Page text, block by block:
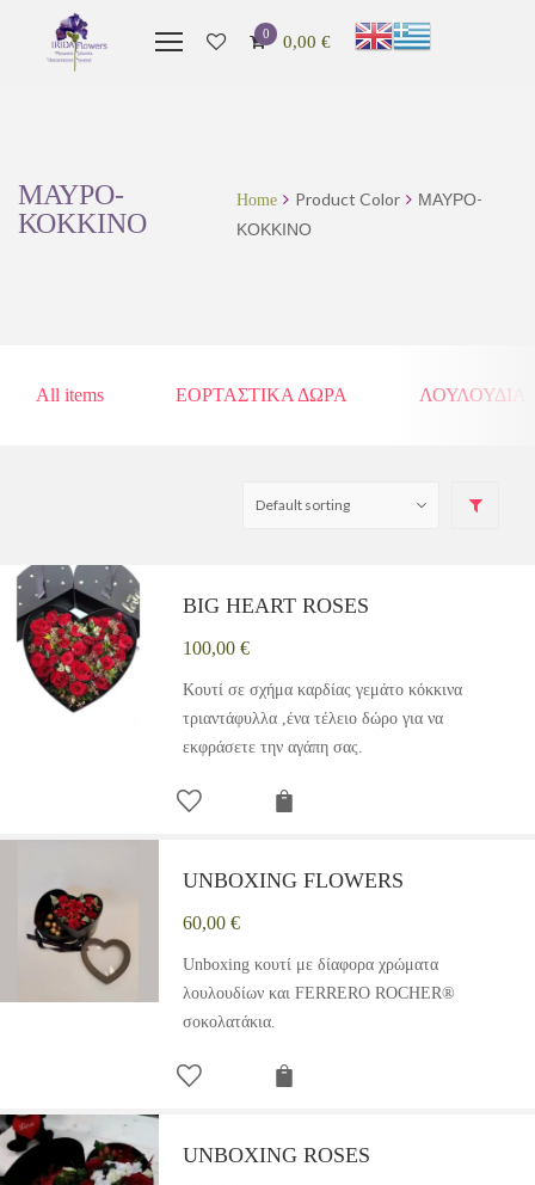
0 0,00 €
ΜΑΥΡΟ-
ΚΟΚΚΙΝΟ
Home Product Color
ΜΑΥΡΟ-
ΚΟΚΚΙΝΟ
All items ΕΟΡΤΑΣΤΙΚΑ ΔΩΡΑ ΛΟΥΛΟΥΔΙΑ
BIG HEART ROSES
100,00€
Κουτί σε σχήμα καρδίας γεμάτο κόκκινα
τριαντάφυλλα ,ένα τέλειο δώρο για να
εκφράσετε την αγάπη σας.
UNBOXING FLOWERS
60,00€
Unboxing κουτί με δίαφορα χρώματα
λουλουδίων και FERRERO ROCHER®
σοκολατάκια.
UNBOXING ROSES